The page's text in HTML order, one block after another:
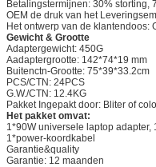
Betalingstermijnen: 30% storting,
OEM de druk van het
Het ontwerp van de klantendoos:
Gewicht & Grootte
Adaptergewicht: 450G
Aadaptergrootte: 142*74*19 mm
Buitenctn-Grootte: 75*39*33.2cm
PCS/CTN: 24PCS
G.W./CTN: 12.4KG
Pakket Ingepakt door: Bliter of
Het pakket omvat:
1*90W universele laptop
1*power-koordkabel
Garantie&quality
Garantie: 12 maanden